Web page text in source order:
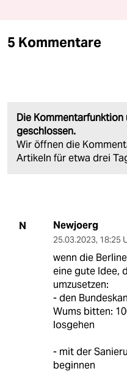
5 Kommentare
Die
geschlossen.
Wir öffnen die
Artikeln für etwa drei
N Newjoerg
25.03.2023, 18:25
wenn die
eine gute Idee,
umzusetzen:
- den
Wums bitten:
losgehen
- mit der
beginnen